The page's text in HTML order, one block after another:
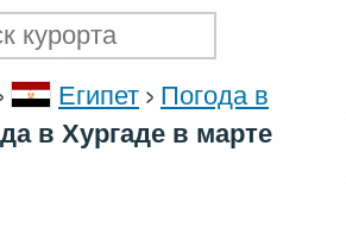
Египет
Погода в
в Хургаде в марте